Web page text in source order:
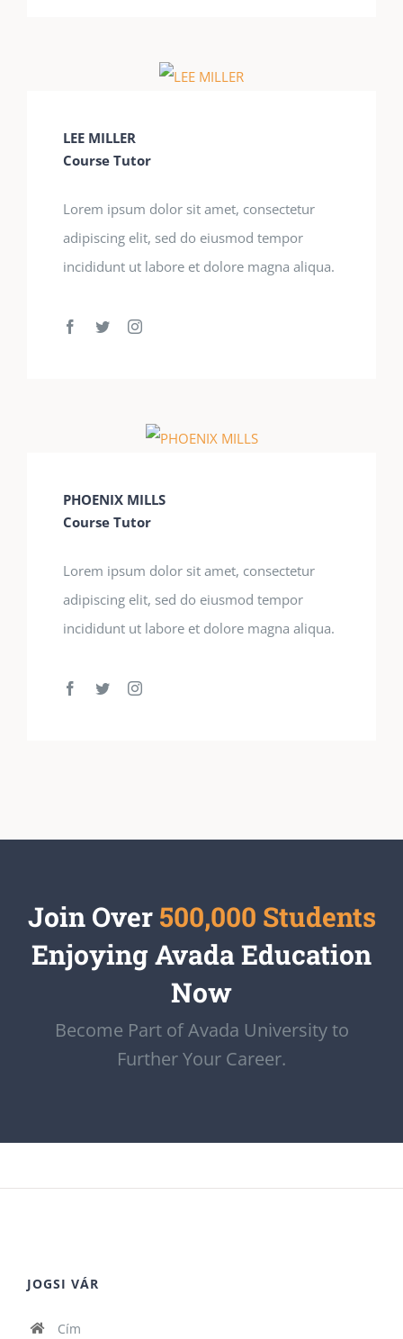
LEE MILLER
Course Tutor
Lorem ipsum dolor sit amet, consectetur
adipiscing elit, sed do eiusmod tempor
incididunt ut labore et dolore magna aliqua.
PHOENIX MILLS
Course Tutor
Lorem ipsum dolor sit amet, consectetur
adipiscing elit, sed do eiusmod tempor
incididunt ut labore et dolore magna aliqua.
Join Over 500,000 Students
Enjoying Avada Education
Now
Become Part of Avada University to
Further Your Career.
JOGSI VÁR
Cím